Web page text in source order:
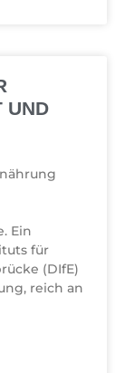
UND
Ein
für
(DIfE)
reich an